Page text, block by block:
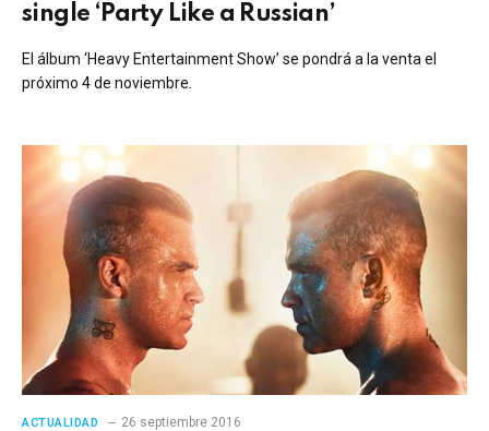
single ‘Party Like a Russian’
El álbum ‘Heavy Entertainment Show’ se pondrá a la venta el
próximo 4 de noviembre.
ACTUALIDAD 26 septiembre 2016